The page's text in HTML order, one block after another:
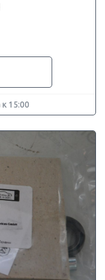
15:00